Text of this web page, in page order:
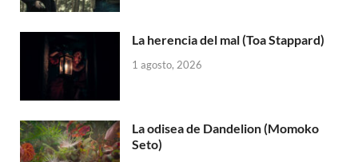
La herencia del mal (Toa Stappard)
1 agosto, 2026
La odisea de Dandelion (Momoko
Seto)